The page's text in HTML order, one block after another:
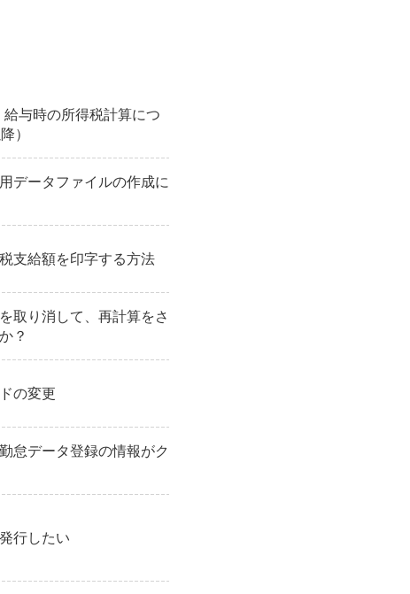
給与時の所得税計算につ
）
データファイルの作成に
支給額を印字する方法
取り消して、再計算をさ
？
の変更
怠データ登録の情報がク
行したい